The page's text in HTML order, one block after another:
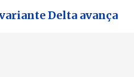
Delta avança